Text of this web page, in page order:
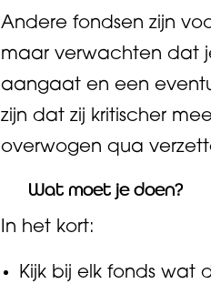
Andere fondsen zijn
maar verwachten dat
aangaat en een
zijn dat zij kritischer
overwogen qua
Wat moet je doen?
In het kort:
Kijk bij elk fonds wat